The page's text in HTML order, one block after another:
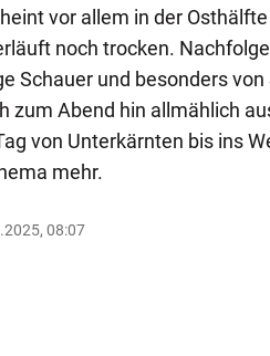
vor allem in der
noch trocken.
Schauer und besonders
zum Abend hin allmählich
von Unterkärnten bis ins
mehr.
08:07